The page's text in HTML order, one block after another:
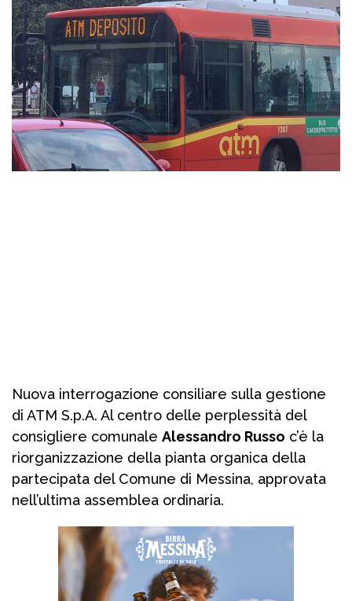
Nuova interrogazione consiliare sulla gestione
di ATM S.p.A. Al centro delle perplessità del
consigliere comunale Alessandro Russo c’è la
riorganizzazione della pianta organica della
partecipata del Comune di Messina, approvata
nell’ultima assemblea ordinaria.